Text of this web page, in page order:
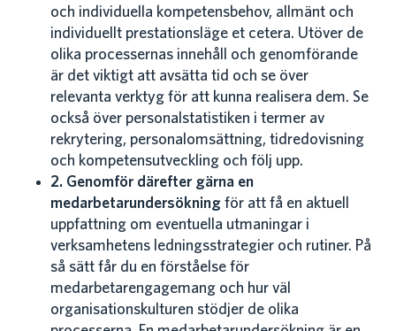
och individuella kompetensbehov, allmänt och
individuellt prestationsläge et cetera. Utöver de
olika processernas innehåll och genomförande
är det viktigt att avsätta tid och se över
relevanta verktyg för att kunna realisera dem. Se
också över personalstatistiken i termer av
rekrytering, personalomsättning, tidredovisning
och kompetensutveckling och följ upp.
2. Genomför därefter gärna en
medarbetarundersökning för att få en aktuell
uppfattning om eventuella utmaningar i
verksamhetens ledningsstrategier och rutiner. På
så sätt får du en förståelse för
medarbetarengagemang och hur väl
organisationskulturen stödjer de olika